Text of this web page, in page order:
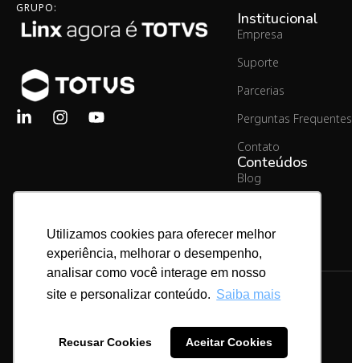
Utilizamos cookies para oferecer melhor
experiência, melhorar o desempenho,
analisar como você interage em nosso
site e personalizar conteúdo. Saiba mais
Recusar Cookies Aceitar Cookies
GRUPO:
Institucional
Empresa
Suporte
Parcerias
Perguntas Frequentes
Contato
Conteúdos
Blog
Linx Commerce